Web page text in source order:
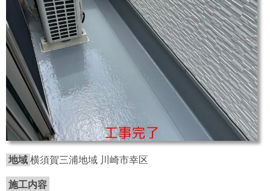
地域 横須賀三浦地域 川崎市幸区
施工内容